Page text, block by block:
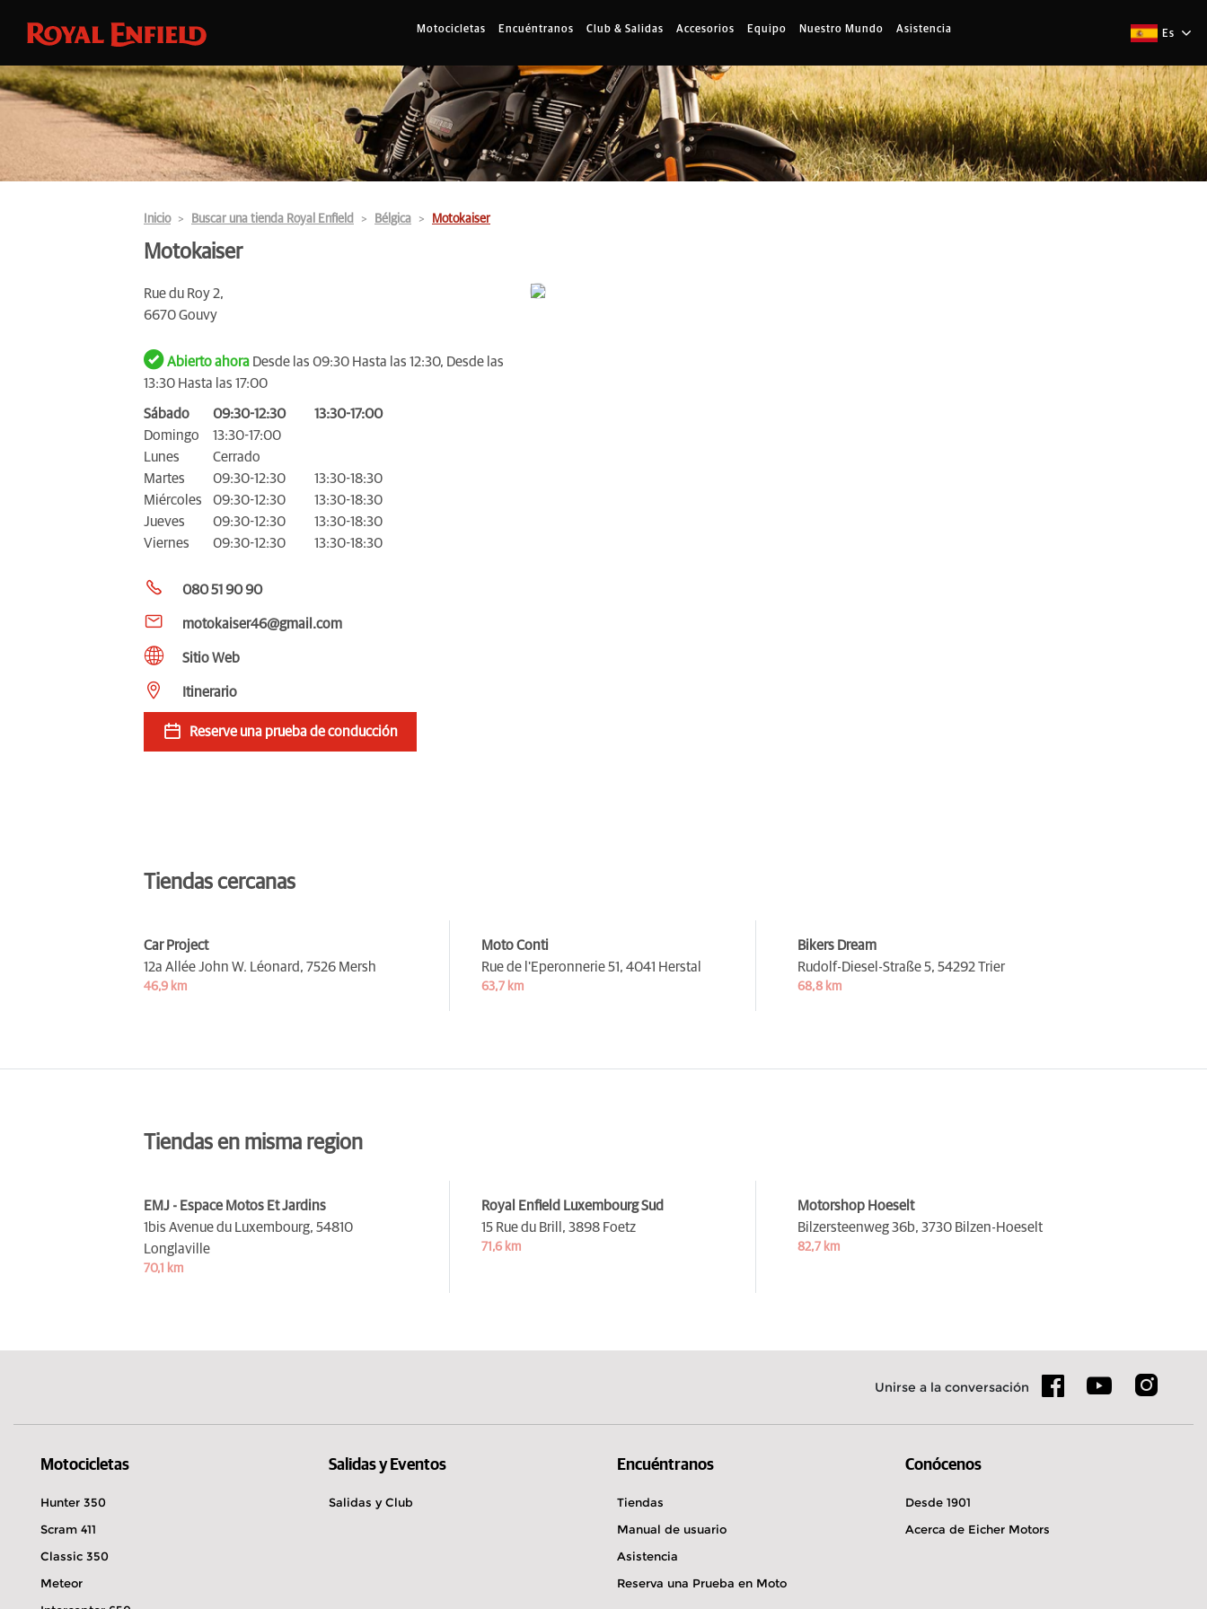
Motocicletas Encuéntranos Club & Salidas Accesorios Equipo Nuestro Mundo Asistencia Es
Inicio Buscar una tienda Royal Enfield Bélgica Motokaiser
Motokaiser
Rue du Roy 2,
6670 Gouvy
Abierto ahora Desde las 09:30 Hasta las 12:30, Desde las
13:30 Hasta las 17:00
Sábado 09:30-12:30
13:30-17:00
Domingo
13:30-17:00
Lunes
Cerrado
Martes
09:30-12:30
13:30-18:30
Miércoles
09:30-12:30
13:30-18:30
Jueves
09:30-12:30
13:30-18:30
Viernes
09:30-12:30 13:30-18:30
080 51 90 90
motokaiser46@gmail.com
Sitio Web
Itinerario
Reserve una prueba de conducción
Tiendas cercanas
Car Project
12a Allée John W. Léonard, 7526 Mersh
46,9 km
Moto Conti
Rue de l'Eperonnerie 51, 4041 Herstal
63,7 km
Bikers Dream
Rudolf-Diesel-Straße 5, 54292 Trier
68,8 km
Tiendas en misma region
EMJ - Espace Motos Et Jardins
1bis Avenue du Luxembourg, 54810
Longlaville
70,1 km
Royal Enfield Luxembourg Sud
15 Rue du Brill, 3898 Foetz
71,6 km
Motorshop Hoeselt
Bilzersteenweg 36b, 3730 Bilzen-Hoeselt
82,7 km
Unirse a la conversación
Motocicletas
Hunter 350
Scram 411
Classic 350
Meteor
Salidas y Eventos
Salidas y Club
Encuéntranos
Tiendas
Manual de usuario
Asistencia
Reserva una Prueba en Moto
Conócenos
Desde 1901
Acerca de Eicher Motors